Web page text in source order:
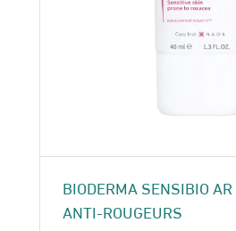
BIODERMA SENSIBIO
ANTI-ROUGEURS